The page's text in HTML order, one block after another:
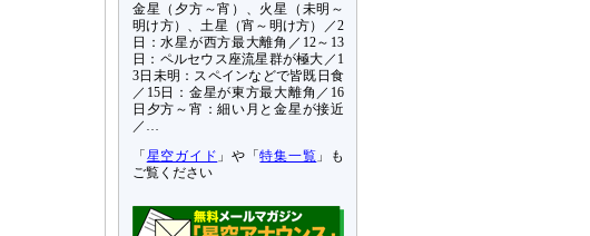
金星（夕方～宵）、火星（未明～
明け方）、土星（宵～明け方）／2
日：水星が西方最大離角／12～13
日：ペルセウス座流星群が極大／1
3日未明：スペインなどで皆既日食
／15日：金星が東方最大離角／16
日夕方～宵：細い月と金星が接近
／…
「 星空ガイド 」や「特集一覧 」も
ご覧ください